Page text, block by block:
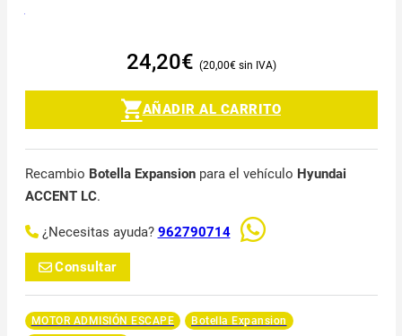
24,20€ 20,00€
AÑADIR AL CARRITO
Recambio Botella Expansionpara el vehículo Hyundai
ACCENT LC.
¿Necesitas ayuda? 962790714
Consultar
MOTOR ADMISIÓN ESCAPE
Botella Expansion